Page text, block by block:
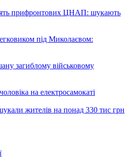
прифронтових ЦНАП: шукають
під Миколаєвом:
загиблому військовому
на електросамокаті
жителів на понад 330 тис грн